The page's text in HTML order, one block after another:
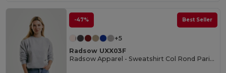
-47% Best Seller
+5
Radsow UXX03F
Radsow Apparel - Sweatshirt Col Rond Paris pour femmes